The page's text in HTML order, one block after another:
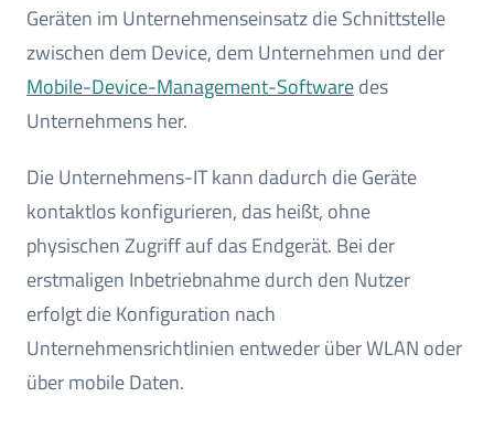
Geräten im Unternehmenseinsatz die Schnittstelle
zwischen dem Device, dem Unternehmen und der
Mobile-Device-Management-Softwaredes
Unternehmens her.
Die Unternehmens-IT kann dadurch die Geräte
kontaktlos konfigurieren, das heißt, ohne
physischen Zugriff auf das Endgerät. Bei der
erstmaligen Inbetriebnahme durch den Nutzer
erfolgt die Konfiguration nach
Unternehmensrichtlinien entweder über WLAN oder
über mobile Daten.